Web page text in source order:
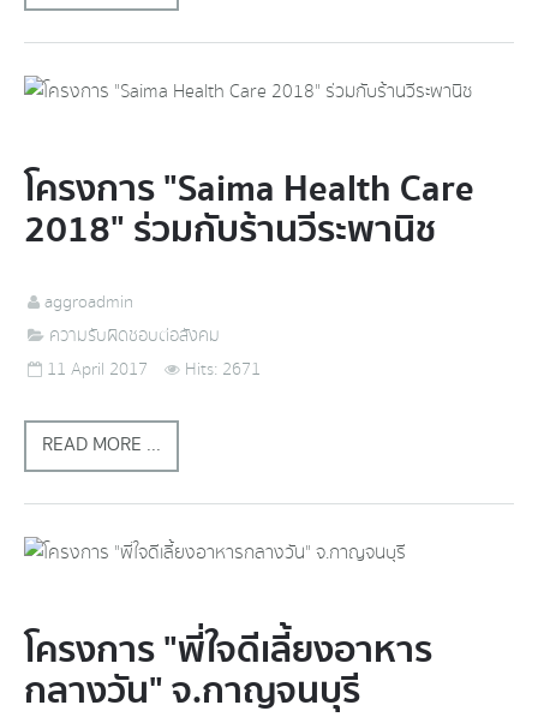
โครงการ "Saima Health Care
2018" ร่วมกับร้านวีระพานิช
aggroadmin
ความรับผิดชอบต่อสังคม
11 April 2017
Hits: 2671
READ MORE ...
โครงการ "พี่ใจดีเลี้ยงอาหาร
กลางวัน" จ.กาญจนบุรี